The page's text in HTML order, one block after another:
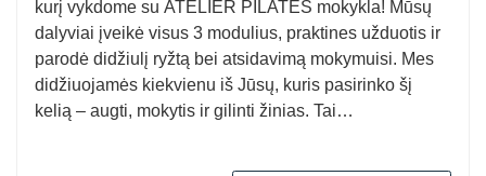
kurį vykdome su ATELIER PILATES mokykla! Mūsų
dalyviai įveikė visus 3 modulius, praktines užduotis ir
parodė didžiulį ryžtą bei atsidavimą mokymuisi. Mes
didžiuojamės kiekvienu iš Jūsų, kuris pasirinko šį
kelią – augti, mokytis ir gilinti žinias. Tai…